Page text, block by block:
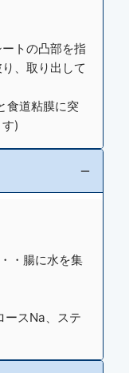
トの凸部を指
、取り出して
食道粘膜に突
)
・腸に水を集
ースNa、ステ